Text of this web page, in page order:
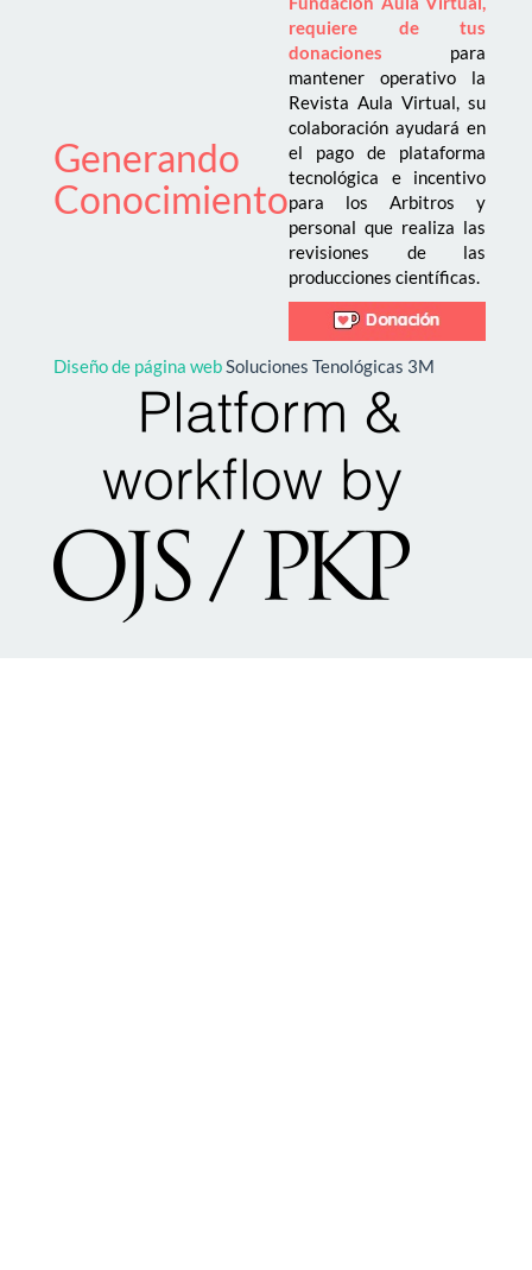
Generando
Conocimiento
requiere de tus
donaciones
para
mantener operativo la
Revista Aula Virtual, su
colaboración ayudará en
el pago de plataforma
tecnológica e incentivo
para los Arbitros y
personal que realiza las
revisiones de las
producciones científicas.
Diseño de página webSoluciones Tenológicas 3M